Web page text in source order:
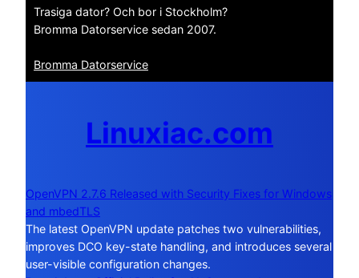
Trasiga dator? Och bor i Stockholm?
Bromma Datorservice sedan 2007.
Bromma Datorservice
Linuxiac.com
OpenVPN 2.7.6 Released with Security Fixes for Windows
and mbedTLS
The latest OpenVPN update patches two vulnerabilities,
improves DCO key-state handling, and introduces several
user-visible configuration changes.